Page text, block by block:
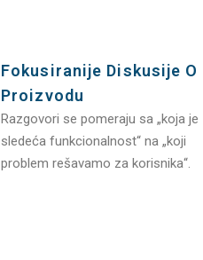
Fokusiranije Diskusije O
Proizvodu
Razgovori se pomeraju sa „koja je
sledeća funkcionalnost“ na „koji
problem rešavamo za korisnika“.